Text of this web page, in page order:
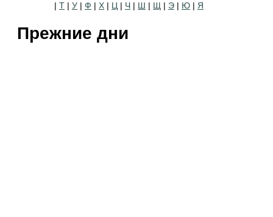
| Т | У | Ф | Х | Ц | Ч | Ш | Щ | Э | Ю | Я
Прежние дни